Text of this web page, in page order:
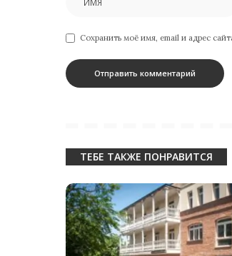
Сохранить моё имя, email и адрес
ТЕБЕ ТАКЖЕ ПОНРАВИТСЯ